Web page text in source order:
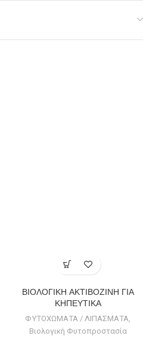
ΒΙΟΛΟΓΙΚΗ ΑΚΤΙΒΟΖΙΝΗ ΓΙΑ
ΚΗΠΕΥΤΙΚΑ
ΦΥΤΟΧΩΜΑΤΑ / ΛΙΠΑΣΜΑΤΑ,
Βιολογική Φυτοπροστασία